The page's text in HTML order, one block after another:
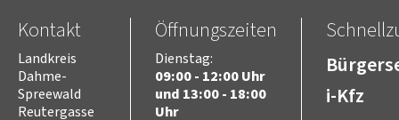
Videoaufzeichnungen
Kreistag
Kontakt
Landkreis
Dahme-
Spreewald
Reutergasse
Öffnungszeiten
Dienstag:
09:00 - 12:00 Uhr
und 13:00 - 18:00
Uhr
i-Kfz